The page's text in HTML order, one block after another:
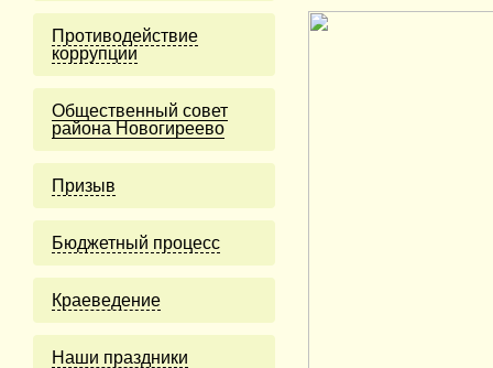
Противодействие
коррупции
Общественный совет
района Новогиреево
Призыв
Бюджетный процесс
Краеведение
Наши праздники